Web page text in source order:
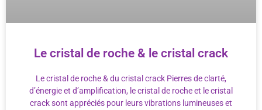
Le cristal de roche & le cristal crack
Le cristal de roche & du cristal crack Pierres de clarté,
d’énergie et d’amplification, le cristal de roche et le cristal
crack sont appréciés pour leurs vibrations lumineuses et